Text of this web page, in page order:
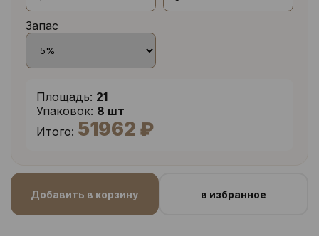
Запас
Площадь: 21
Упаковок: 8 шт
Итого: 51962 ₽
Добавить в корзину в избранное